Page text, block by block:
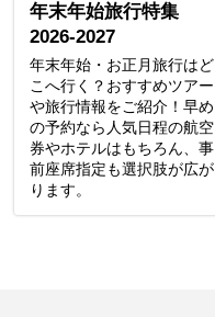
年末年始旅行特集
2026-2027
年末年始・お正月旅行はど
こへ行く？おすすめツアー
や旅行情報をご紹介！早め
の予約なら人気日程の航空
券やホテルはもちろん、事
前座席指定も選択肢が広が
ります。